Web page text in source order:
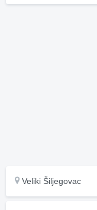
Veliki Šiljegovac